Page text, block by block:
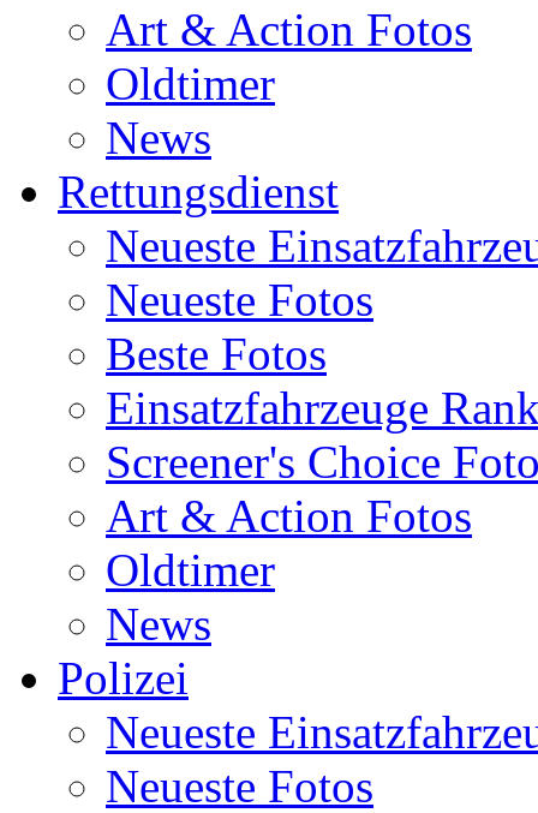
Art & Action Fotos
Oldtimer
News
Rettungsdienst
Neueste
Neueste Fotos
Beste Fotos
Einsatzfahrzeuge
Screener's Choice
Art & Action Fotos
Oldtimer
News
Polizei
Neueste
Neueste Fotos